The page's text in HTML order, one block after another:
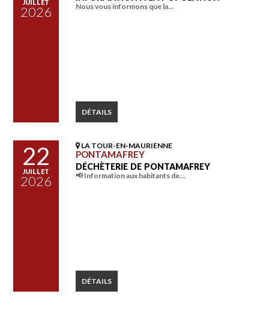
JUILLET
2026 Nous vous informons que la…
DÉTAILS
22
JUILLET
2026
LA TOUR-EN-MAURIENNE
PONTAMAFREY
DÉCHÈTERIE DE PONTAMAFREY
📢 Information aux habitants de…
DÉTAILS